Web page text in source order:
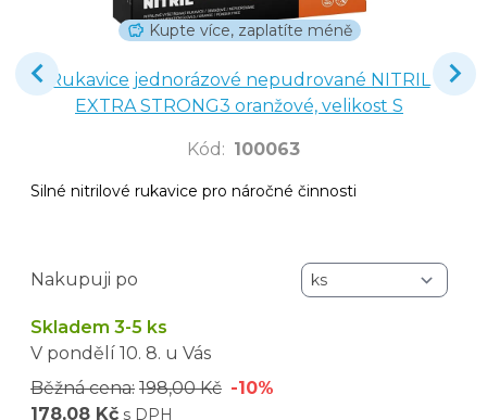
Kupte více, zaplatíte méně
Rukavice jednorázové nepudrované NITRIL
EXTRA STRONG3 oranžové, velikost S
Kód : 100063
Silné nitrilové rukavice pro náročné činnosti
Nakupuji po
Skladem 3-5 ks
V pondělí 10. 8. u Vás
Běžná cena: 198,00 Kč -10%
178,08 Kč s DPH